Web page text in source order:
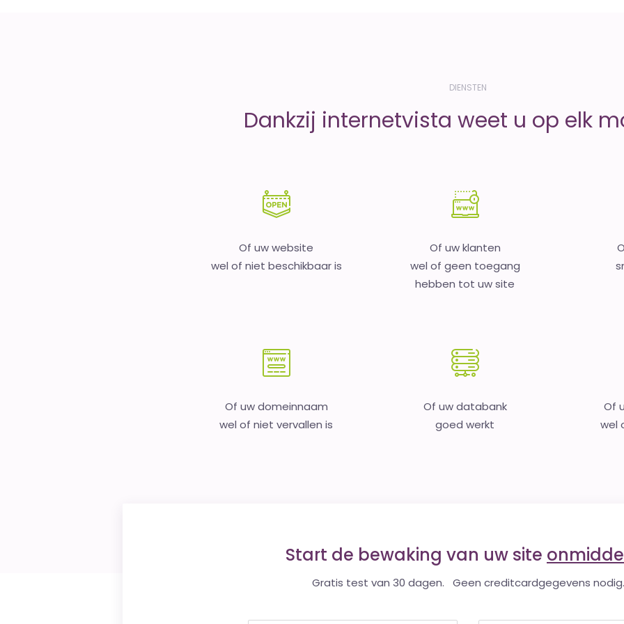
DIENSTEN
Dankzij internetvista weet u op elk
Of uw website
wel of niet beschikbaar is
Of uw klanten
wel of geen toegang
hebben tot uw site
Of uw domeinnaam
wel of niet vervallen is
Of uw databank
goed werkt
Of
wel
Start de bewaking van uw site
Gratis test van 30 dagen. Geen creditcardgegevens nodig.